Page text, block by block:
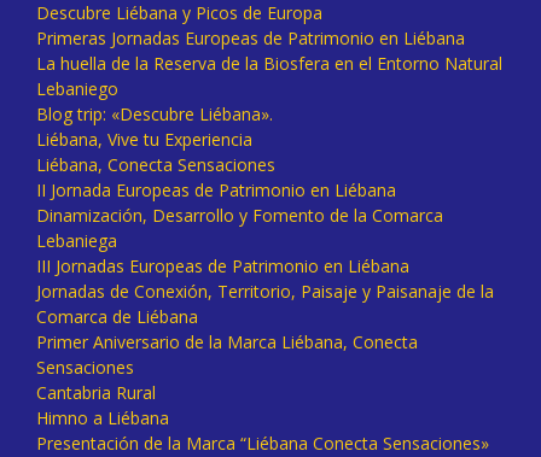
Descubre Liébana y Picos de Europa
Primeras Jornadas Europeas de Patrimonio en Liébana
La huella de la Reserva de la Biosfera en el Entorno Natural
Lebaniego
Blog trip: «Descubre Liébana».
Liébana, Vive tu Experiencia
Liébana, Conecta Sensaciones
II Jornada Europeas de Patrimonio en Liébana
Dinamización, Desarrollo y Fomento de la Comarca
Lebaniega
III Jornadas Europeas de Patrimonio en Liébana
Jornadas de Conexión, Territorio, Paisaje y Paisanaje de la
Comarca de Liébana
Primer Aniversario de la Marca Liébana, Conecta
Sensaciones
Cantabria Rural
Himno a Liébana
Presentación de la Marca “Liébana Conecta Sensaciones»